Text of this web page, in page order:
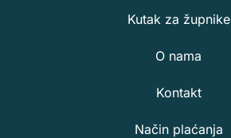
Kutak za župnike
O nama
Kontakt
Način plaćanja